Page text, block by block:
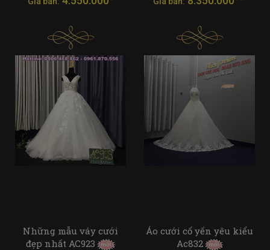
Những mẫu váy cưới
đẹp nhất AC923
Áo cưới cổ yến yêu kiểu
Ac832